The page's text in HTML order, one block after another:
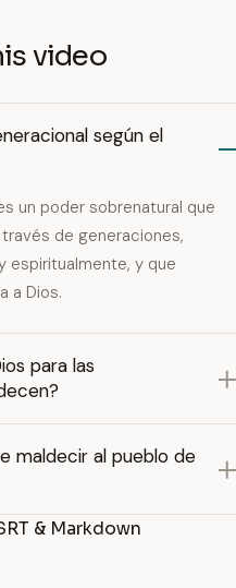
video
según el
un poder sobrenatural que
de generaciones,
espiritualmente, y que
a Dios.
para las
maldecir al pueblo de
& Markdown